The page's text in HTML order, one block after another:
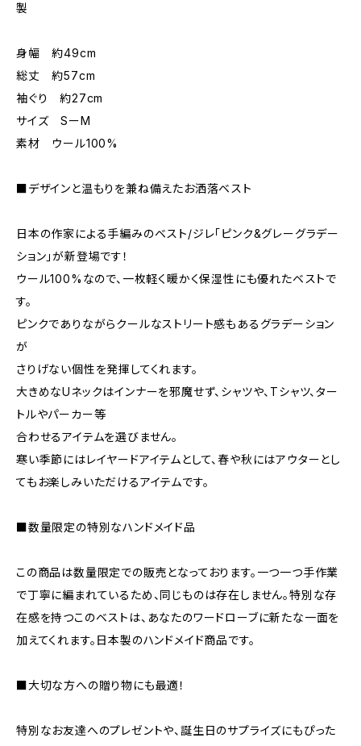
製
身幅 約49cm
総丈 約57cm
袖ぐり 約27cm
サイズ SーM
素材 ウール100%
■デザインと温もりを兼ね備えたお洒落ベスト
日本の作家による手編みのベスト/ジレ「ピンク&グレーグラデー
ション」が新登場です！
ウール100%なので、一枚軽く暖かく保湿性にも優れたベストで
す。
ピンクでありながらクールなストリート感もあるグラデーション
が
さりげない個性を発揮してくれます。
大きめなUネックはインナーを邪魔せず、シャツや、Tシャツ、ター
トルやパーカー等
合わせるアイテムを選びません。
寒い季節にはレイヤードアイテムとして、春や秋にはアウターとし
てもお楽しみいただけるアイテムです。
■数量限定の特別なハンドメイド品
この商品は数量限定での販売となっております。一つ一つ手作業
で丁寧に編まれているため、同じものは存在しません。特別な存
在感を持つこのベストは、あなたのワードローブに新たな一面を
加えてくれます。日本製のハンドメイド商品です。
■大切な方への贈り物にも最適！
特別なお友達へのプレゼントや、誕生日のサプライズにもぴった